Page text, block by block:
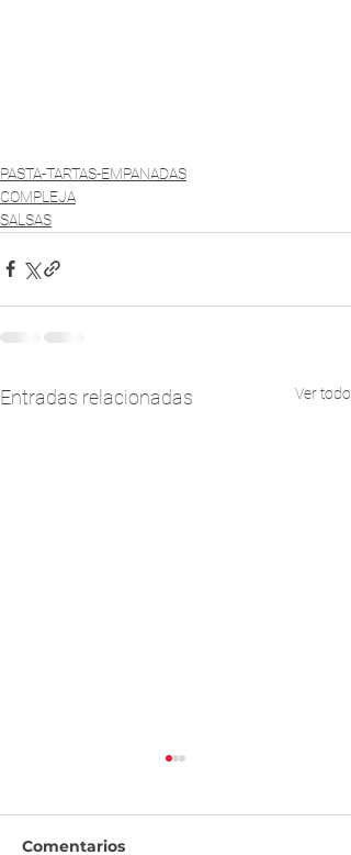
PASTA-TARTAS-EMPANADAS
COMPLEJA
SALSAS
Entradas relacionadas Ver todo
Comentarios